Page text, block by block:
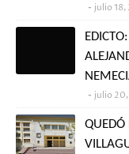
julio 18,
julio
QUEDÓ